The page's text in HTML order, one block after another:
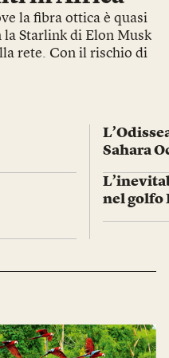
la fibra ottica è quasi
la Starlink di Elon Musk
rete. Con il rischio di
Sahara
nel golfo